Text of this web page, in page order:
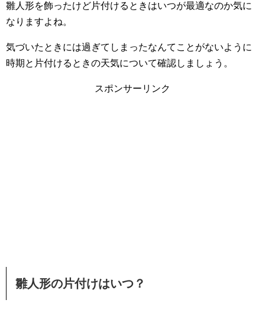
雛人形を飾ったけど片付けるときはいつが最適なのか気に
なりますよね。
気づいたときには過ぎてしまったなんてことがないように
時期と片付けるときの天気について確認しましょう。
スポンサーリンク
雛人形の片付けはいつ？